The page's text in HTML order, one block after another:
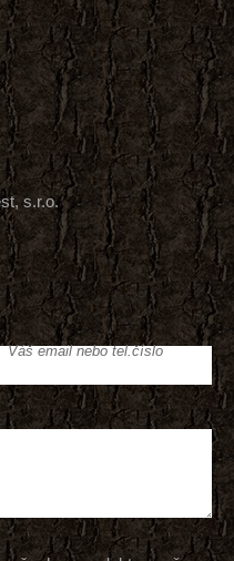
s.r.o.
Váš email nebo tel.číslo